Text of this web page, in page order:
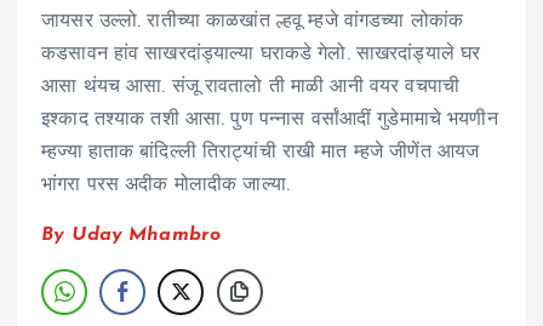
जायसर उल्लो. रातीच्या काळखांत ल्हवू म्हजे वांगडच्या लोकांक
कडसावन हांव साखरदांड्याल्या घराकडे गेलो. साखरदांड्याले घर
आसा थंयच आसा. संजू रावतालो ती माळी आनी वयर वचपाची
इश्काद तश्याक तशी आसा. पुण पन्नास वर्सांआदीं गुडेमामाचे भयणीन
म्हज्या हाताक बांदिल्ली तिराट्यांची राखी मात म्हजे जीणेंत आयज
भांगरा परस अदीक मोलादीक जाल्या.
By Uday Mhambro